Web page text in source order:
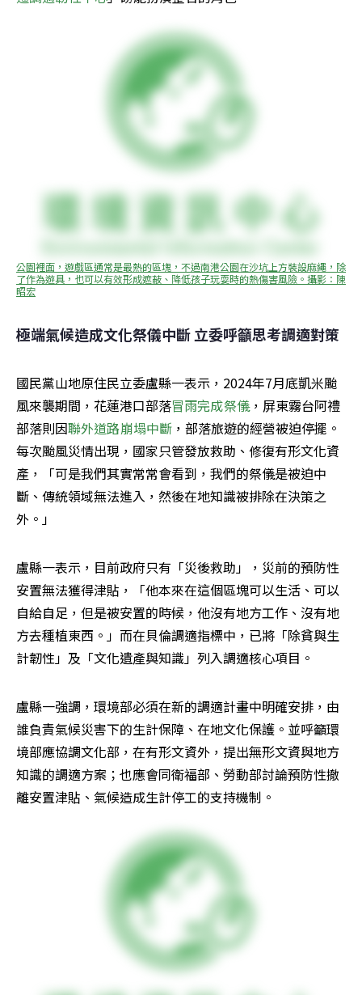
公園裡面，遊戲區通常是最熱的區塊，不過南港公園在沙坑上方裝設麻繩，除
了作為遊具，也可以有效形成遮蔽、降低孩子玩耍時的熱傷害風險。攝影：陳
昭宏
極端氣候造成文化祭儀中斷 立委呼籲思考調適對策
國民黨山地原住民立委盧縣一表示，2024年7月底凱米颱
風來襲期間，花蓮港口部落冒雨完成祭儀，屏東霧台阿禮
部落則因聯外道路崩塌中斷 ，部落旅遊的經營被迫停擺。
每次颱風災情出現，國家只管發放救助、修復有形文化資
產，「可是我們其實常常會看到，我們的祭儀是被迫中
斷、傳統領域無法進入，然後在地知識被排除在決策之
外。」
盧縣一表示，目前政府只有「災後救助」，災前的預防性
安置無法獲得津貼，「他本來在這個區塊可以生活、可以
自給自足，但是被安置的時候，他沒有地方工作、沒有地
方去種植東西。」而在貝倫調適指標中，已將「除貧與生
計韌性」及「文化遺產與知識」列入調適核心項目。
盧縣一強調，環境部必須在新的調適計畫中明確安排，由
誰負責氣候災害下的生計保障、在地文化保護。並呼籲環
境部應協調文化部，在有形文資外，提出無形文資與地方
知識的調適方案；也應會同衛福部、勞動部討論預防性撤
離安置津貼、氣候造成生計停工的支持機制。